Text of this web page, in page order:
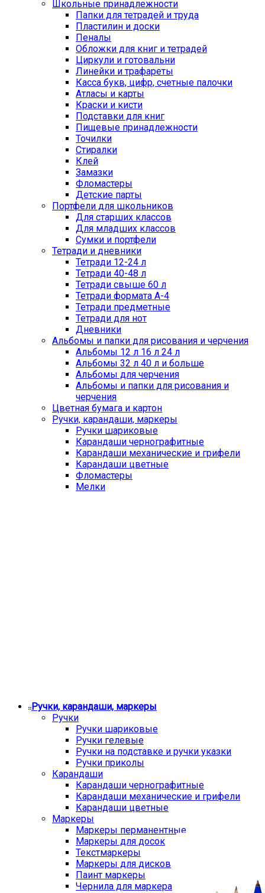
Школьные принадлежности
Папки для тетрадей и труда
Пластилин и доски
Пеналы
Обложки для книг и тетрадей
Циркули и готовальни
Линейки и трафареты
Касса букв, цифр, счетные палочки
Атласы и карты
Краски и кисти
Подставки для книг
Пищевые принадлежности
Точилки
Стиралки
Клей
Замазки
Фломастеры
Детские парты
Портфели для школьников
Для старших классов
Для младших классов
Сумки и портфели
Тетради и дневники
Тетради 12-24 л
Тетради 40-48 л
Тетради свыше 60 л
Тетради формата А-4
Тетради предметные
Тетради для нот
Дневники
Альбомы и папки для рисования и черчения
Альбомы 12 л 16 л 24 л
Альбомы 32 л 40 л и больше
Альбомы для черчения
Альбомы и папки для рисования и
черчения
Цветная бумага и картон
Ручки, карандаши, маркеры
Ручки шариковые
Карандаши чернографитные
Карандаши механические и грифели
Карандаши цветные
Фломастеры
Мелки
Ручки, карандаши, маркеры
Ручки
Ручки шариковые
Ручки гелевые
Ручки на подставке и ручки указки
Ручки приколы
Карандаши
Карандаши чернографитные
Карандаши механические и грифели
Карандаши цветные
Маркеры
Маркеры перманентные
Маркеры для досок
Текстмаркеры
Маркеры для дисков
Паинт маркеры
Чернила для маркера